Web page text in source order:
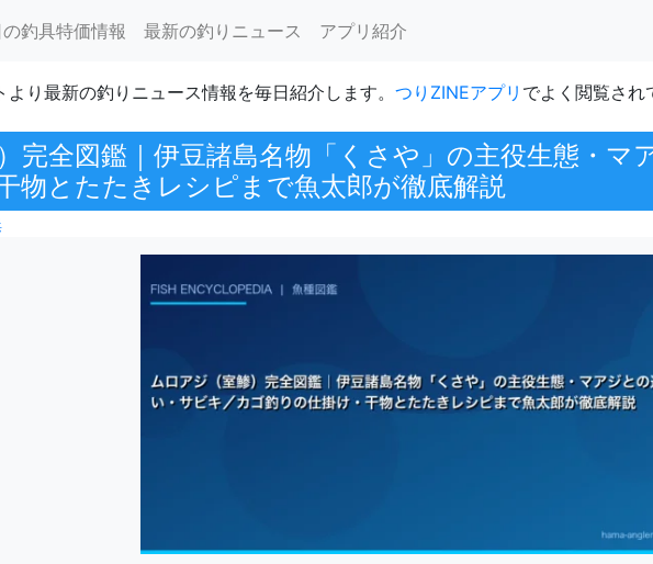
釣具特価情報 最新の釣りニュース アプリ紹介
り最新の釣りニュース情報を毎日紹介します。 つりZINEアプリ でよく閲覧され
完全図鑑｜伊豆諸島名物「くさや」の主役生態・マ
物とたたきレシピまで魚太郎が徹底解説